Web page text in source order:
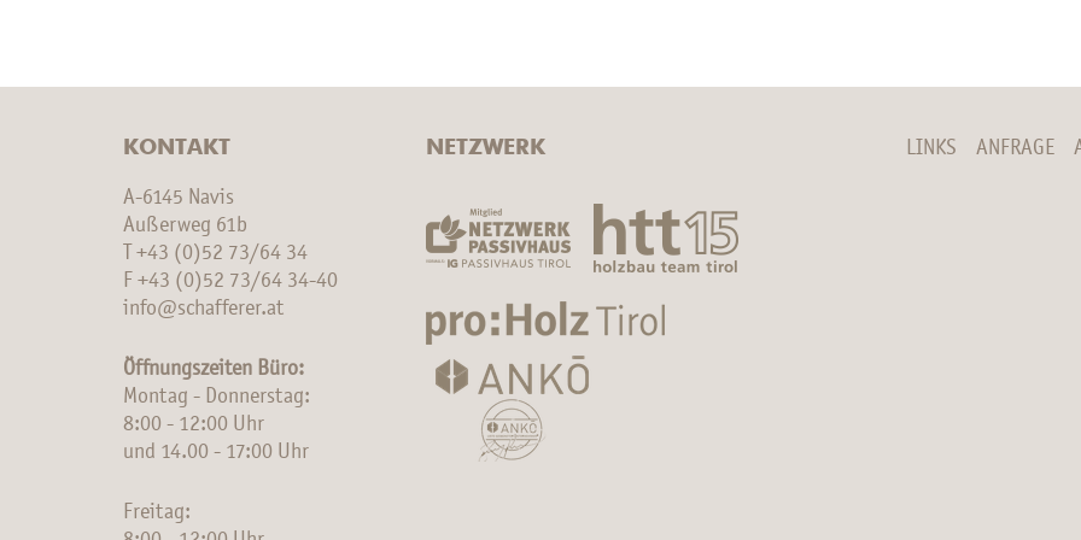
KONTAKT
A-6145 Navis
Außerweg 61b
+43 (0)52 73/64 34
F +43 (0)52 73/64 34-40
info@schafferer.at
Öffnungszeiten Büro:
Montag - Donnerstag:
8:00 - 12:00 Uhr
und 14.00 - 17:00 Uhr
Freitag:
NETZWERK LINKS ANFRAGE